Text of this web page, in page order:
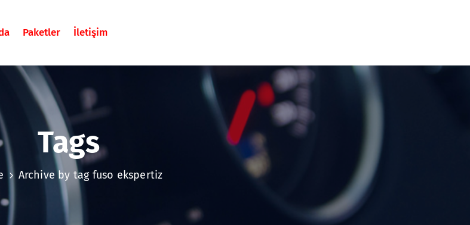
Paketler İletişim
Tags
Archive by tag fuso ekspertiz